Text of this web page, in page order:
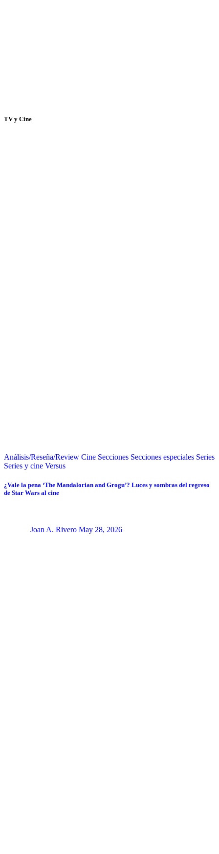
TV y Cine
Análisis/Reseña/Review Cine Secciones Secciones especiales Series
Series y cine Versus
¿Vale la pena ‘The Mandalorian and Grogu’? Luces y sombras del regreso
de Star Wars al cine
Joan A. Rivero May 28, 2026